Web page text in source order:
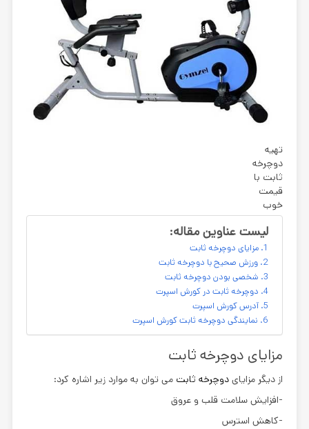
تهیه
دوچرخه
ثابت با
قیمت
خوب
لیست عناوین مقاله:
مزایای دوچرخه ثابت
ورزش صحیح با دوچرخه ثابت
شخصی بودن دوچرخه ثابت
دوچرخه ثابت در کورش اسپرت
آدرس کورش اسپرت
نمایندگی دوچرخه ثابت کورش اسپرت
مزایای دوچرخه ثابت
از دیگر مزایای دوچرخه ثابت می توان به موارد زیر اشاره کرد:
-افزایش سلامت قلب و عروق
-کاهش استرس